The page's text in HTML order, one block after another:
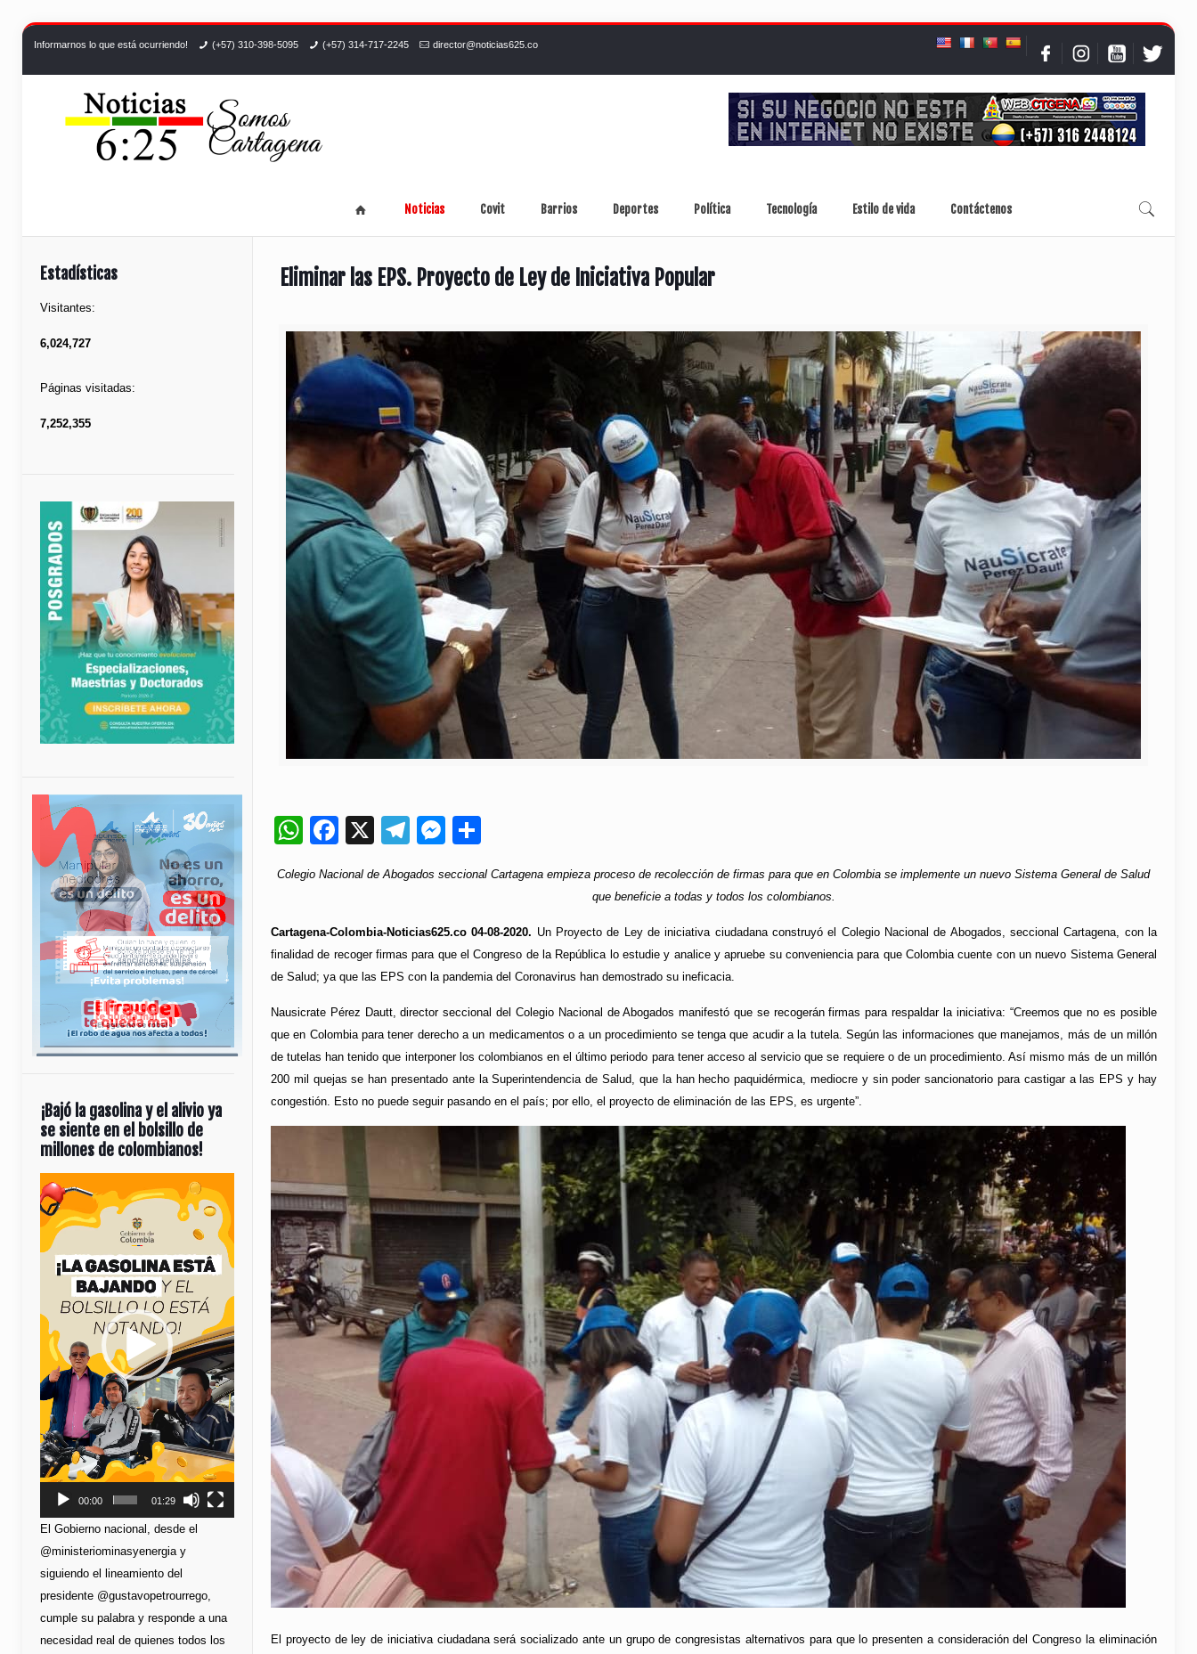
Informarnos lo que está ocurriendo! (+57) 310-398-5095 (+57) 314-717-2245 director@noticias625.co
Noticias Covit Barrios Deportes Política Tecnología Estilo de vida Contáctenos
Eliminar las EPS. Proyecto de Ley de Iniciativa Popular
WhatsApp
Facebook
X Telegram
Messenger
Colegio Nacional de Abogados seccional Cartagena empieza proceso de recolección de firmas para que en Colombia se implemente un nuevo Sistema General de Salud
que beneficie a todas y todos los colombianos.
Cartagena-Colombia-Noticias625.co 04-08-2020. Un Proyecto de Ley de iniciativa ciudadana construyó el Colegio Nacional de Abogados, seccional Cartagena, con la
finalidad de recoger firmas para que el Congreso de la República lo estudie y analice y apruebe su conveniencia para que Colombia cuente con un nuevo Sistema General
de Salud; ya que las EPS con la pandemia del Coronavirus han demostrado su ineficacia.
Nausicrate Pérez Dautt, director seccional del Colegio Nacional de Abogados manifestó que se recogerán firmas para respaldar la iniciativa: “Creemos que no es posible
que en Colombia para tener derecho a un medicamentos o a un procedimiento se tenga que acudir a la tutela. Según las informaciones que manejamos, más de un millón
de tutelas han tenido que interponer los colombianos en el último periodo para tener acceso al servicio que se requiere o de un procedimiento. Así mismo más de un millón
200 mil quejas se han presentado ante la Superintendencia de Salud, que la han hecho paquidérmica, mediocre y sin poder sancionatorio para castigar a las EPS y hay
congestión. Esto no puede seguir pasando en el país; por ello, el proyecto de eliminación de las EPS, es urgente”.
El proyecto de ley de iniciativa ciudadana será socializado ante un grupo de congresistas alternativos para que lo presenten a consideración del Congreso la eliminación
Estadísticas
Visitantes:
6,024,727
Páginas visitadas:
7,252,355
¡Bajó la gasolina y el alivio ya
se siente en el bolsillo de
millones de colombianos!
Reproductor
de
vídeo
00:00 01:29
El Gobierno nacional, desde el
@ministeriominasyenergia y
siguiendo el lineamiento del
presidente @gustavopetrourrego,
cumple su palabra y responde a una
necesidad real de quienes todos los